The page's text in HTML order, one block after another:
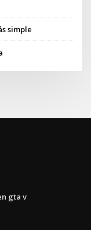
simple
gta v